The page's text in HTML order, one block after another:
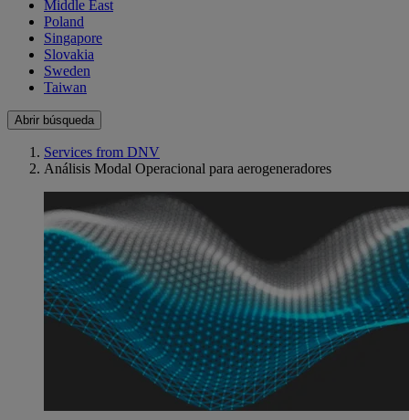
Middle East
Poland
Singapore
Slovakia
Sweden
Taiwan
Abrir búsqueda
Services from DNV
Análisis Modal Operacional para aerogeneradores